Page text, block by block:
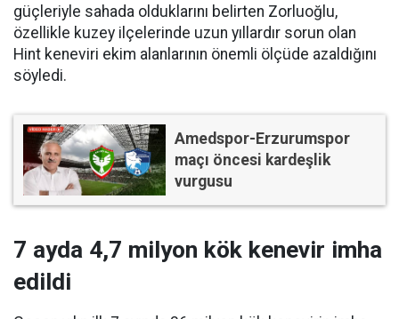
güçleriyle sahada olduklarını belirten Zorluoğlu,
özellikle kuzey ilçelerinde uzun yıllardır sorun olan
Hint keneviri ekim alanlarının önemli ölçüde azaldığını
söyledi.
Amedspor-Erzurumspor
maçı öncesi kardeşlik
vurgusu
7 ayda 4,7 milyon kök kenevir imha
edildi